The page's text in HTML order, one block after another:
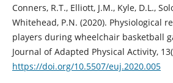
Conners, R.T., Elliott, J.M., Kyle, D.L.,
Whitehead, P.N. (2020). Physiological
players during wheelchair basketball
Journal of Adapted Physical Activity,
https://doi.org/10.5507/euj.2020.005